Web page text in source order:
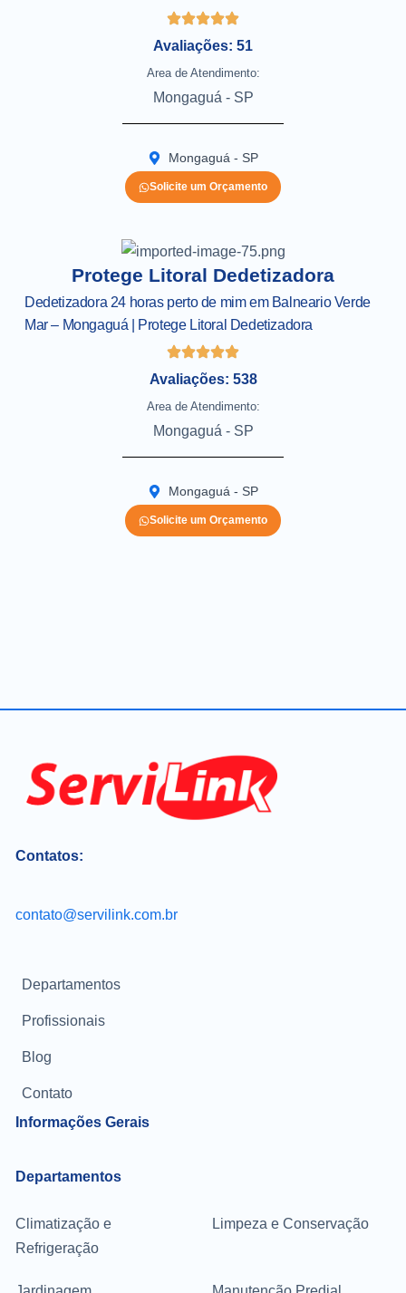
Avaliações: 51
Area de Atendimento:
Mongaguá - SP
Mongaguá - SP
Solicite um Orçamento
Protege Litoral Dedetizadora
Dedetizadora 24 horas perto de mim em Balneario Verde
Mar – Mongaguá | Protege Litoral Dedetizadora
Avaliações: 538
Area de Atendimento:
Mongaguá - SP
Mongaguá - SP
Solicite um Orçamento
Contatos:
contato@servilink.com.br
Informações Gerais
Departamentos
Profissionais
Blog
Contato
Departamentos
Climatização e
Refrigeração
Limpeza e Conservação